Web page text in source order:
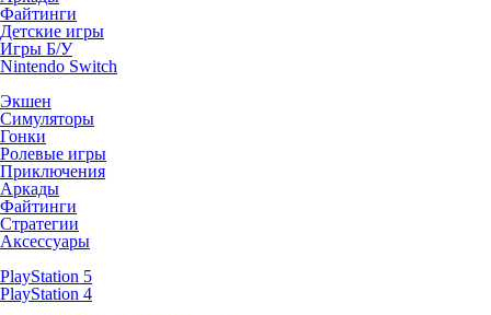
Файтинги
Детские игры
Игры Б/У
Nintendo Switch
Экшен
Симуляторы
Гонки
Ролевые игры
Приключения
Аркады
Файтинги
Стратегии
Аксессуары
PlayStation 5
PlayStation 4